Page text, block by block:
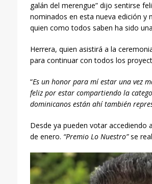
galán del merengue” dijo sentirse
nominados en esta nueva edición y
quien como todos saben ha sido
Herrera, quien asistirá a la
para continuar con todos los
“Es un honor para mí estar una vez
feliz por estar compartiendo la
dominicanos están ahí también
Desde ya pueden votar accediendo
de enero. “Premio Lo Nuestro”se